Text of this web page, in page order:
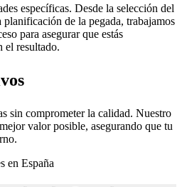
específicas. Desde la selección del
de la pegada, trabajamos
para asegurar que estás
el resultado.
sin comprometer la calidad. Nuestro
valor posible, asegurando que tu
en España